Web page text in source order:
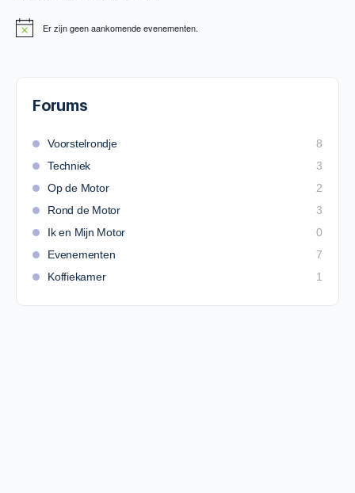
Er zijn geen aankomende evenementen.
Forums
Voorstelrondje
8
Techniek
3
Op de Motor
2
Rond de Motor
3
Ik en Mijn Motor
0
Evenementen
7
Koffiekamer
1